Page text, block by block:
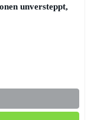
unversteppt,